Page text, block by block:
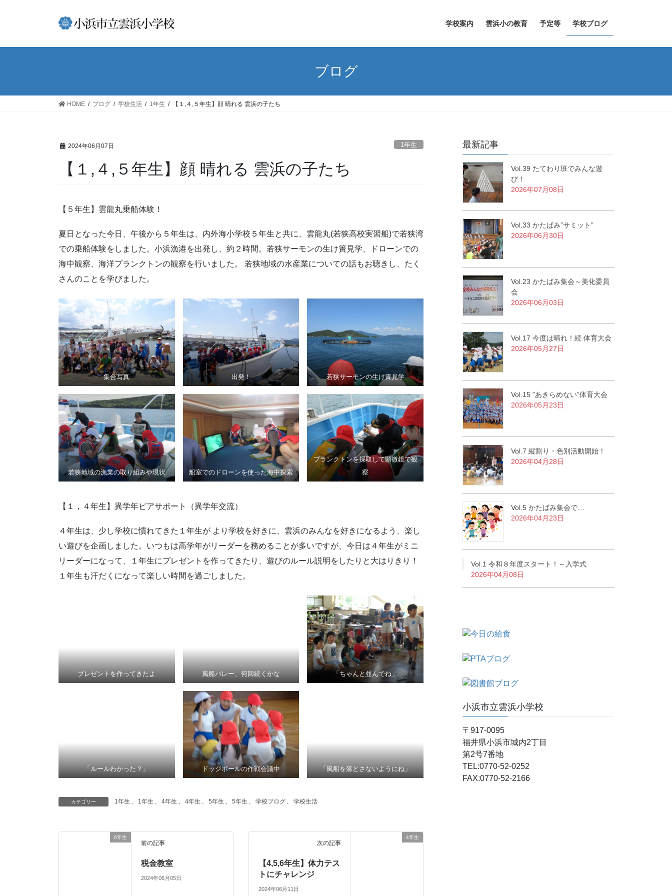
学校案内 雲浜小の教育 予定等 学校ブログ
ブログ
HOME ブログ 学校生活 1年生 【１,４,５年生】顔 晴れる 雲浜の子たち
2024年06月07日 1年生
【１,４,５年生】顔 晴れる 雲浜の子たち
【５年生】雲龍丸乗船体験！
夏日となった今日、午後から５年生は、内外海小学校５年生と共に、雲龍丸(若狭高校実習船)で若狭湾
での乗船体験をしました。小浜漁港を出発し、約２時間。若狭サーモンの生け簀見学、ドローンでの
海中観察、海洋プランクトンの観察を行いました。 若狭地域の水産業についての話もお聴きし、たく
さんのことを学びました。
集合写真 出発！ 若狭サーモンの生け簀見学
若狭地域の漁業の取り組みや現状 船室でのドローンを使った海中探索
プランクトンを採取して顕微鏡で観
察
【１，４年生】異学年ピアサポート（異学年交流）
４年生は、少し学校に慣れてきた１年生が より学校を好きに、雲浜のみんなを好きになるよう、楽し
い遊びを企画しました。いつもは高学年がリーダーを務めることが多いですが、今日は４年生がミニ
リーダーになって、１年生にプレゼントを作ってきたり、遊びのルール説明をしたりと大はりきり！
１年生も汗だくになって楽しい時間を過ごしました。
プレゼントを作ってきたよ 風船バレー、何回続くかな 「ちゃんと並んでね」
「ルールわかった？」 ドッジボールの作戦会議中 「風船を落とさないようにね」
カテゴリー 1年生 、 1年生 、 4年生 、 4年生 、 5年生 、 5年生 、 学校ブログ 、 学校生活
6年生
前の記事
税金教室
2024年06月05日
4年生
次の記事
【4,5,6年生】体力テス
トにチャレンジ
2024年06月11日
最新記事
Vol.39 たてわり班でみんな遊
び！
2026年07月08日
Vol.33 かたばみ”サミット”
2026年06月30日
Vol.23 かたばみ集会～美化委員
会
2026年06月03日
Vol.17 今度は晴れ！続 体育大会
2026年05月27日
Vol.15 ”あきらめない”体育大会
2026年05月23日
Vol.7 縦割り・色別活動開始！
2026年04月28日
Vol.5 かたばみ集会で…
2026年04月23日
Vol.1 令和８年度スタート！～入学式
2026年04月08日
小浜市立雲浜小学校
〒917-0095
福井県小浜市城内2丁目
第2号7番地
TEL:0770-52-0252
FAX:0770-52-2166